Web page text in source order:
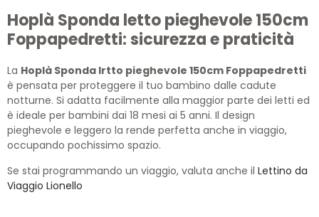
Hoplà Sponda letto pieghevole 150cm
Foppapedretti: sicurezza e praticità
La Hoplà Sponda lrtto pieghevole 150cm Foppapedretti
è pensata per proteggere il tuo bambino dalle cadute
notturne. Si adatta facilmente alla maggior parte dei letti ed
è ideale per bambini dai 18 mesi ai 5 anni. Il design
pieghevole e leggero la rende perfetta anche in viaggio,
occupando pochissimo spazio.
Se stai programmando un viaggio, valuta anche il Lettino da
Viaggio Lionello